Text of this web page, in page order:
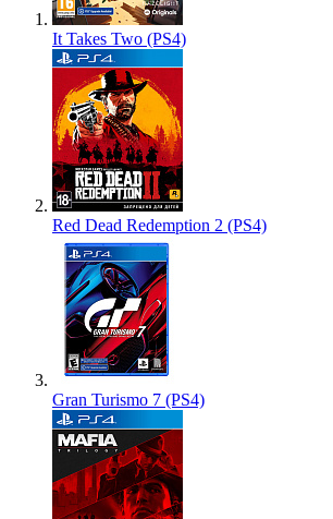
It Takes Two (PS4)
Red Dead Redemption 2 (PS4)
Gran Turismo 7 (PS4)